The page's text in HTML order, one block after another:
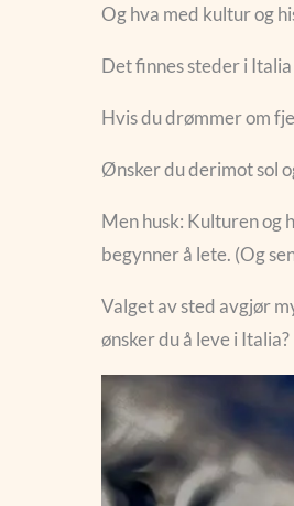
Og hva med kultur og
Det finnes steder i
Hvis du drømmer om
Ønsker du derimot sol
Men husk: Kulturen og
begynner å lete. (Og
Valget av sted avgjør
ønsker du å leve i Italia?